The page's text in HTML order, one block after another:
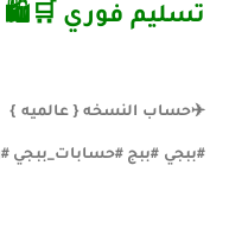
تسليم فوري ️🛒🛍
✈️حساب النسخه { عالميه }
#ببجي #ببج #حسابات_ببجي #pubg #خرافي #اسطوري